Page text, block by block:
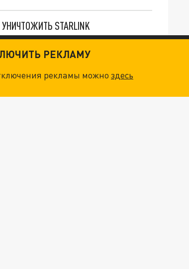
STARLINK
МАЛЫШЕЙ НЕ ЗАКОНЧИЛИСЬ
РЕКЛАМУ
рекламы можноздесь